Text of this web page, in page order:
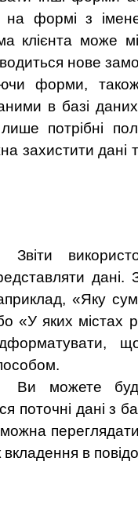
формі з
клієнта може
нове
форми,
в базі
потрібні
захистити
Звіти
дані.
«Яку
«У яких містах
,
Ви можете
поточні дані з
в